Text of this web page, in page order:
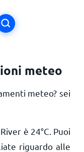
meteo
meteo? sei
è 24°C . Puoi
riguardo alle